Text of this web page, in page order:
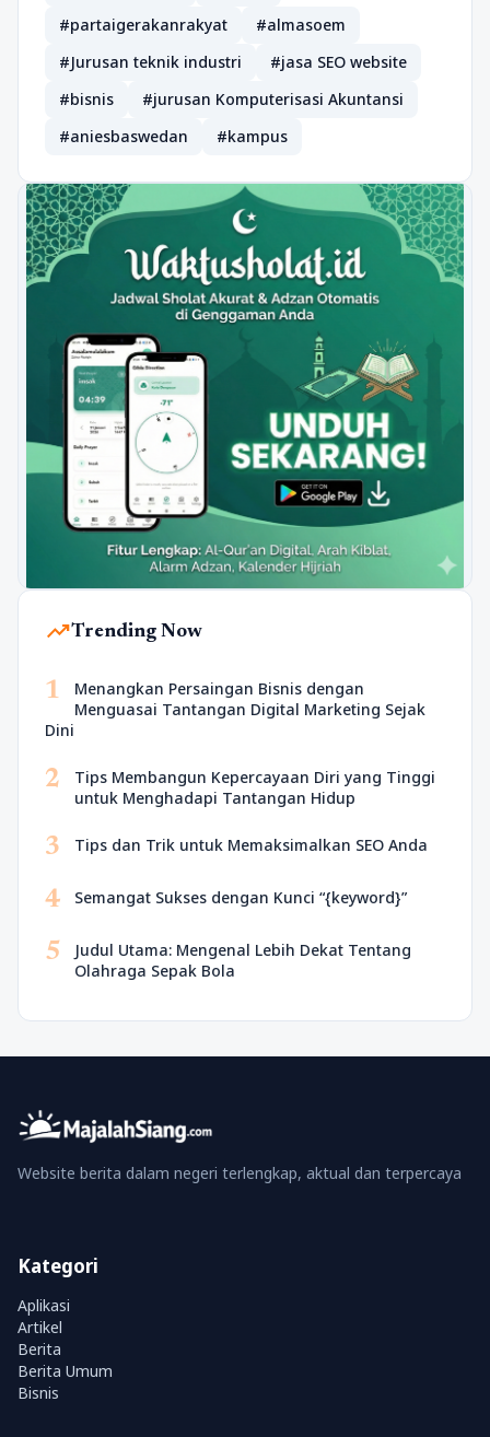
#partaigerakanrakyat
#almasoem
#Jurusan teknik industri
#jasa SEO website
#bisnis
#jurusan Komputerisasi Akuntansi
#aniesbaswedan
#kampus
trending_upTrending Now
1
Menangkan Persaingan Bisnis dengan
Menguasai Tantangan Digital Marketing Sejak
Dini
2
Tips Membangun Kepercayaan Diri yang Tinggi
untuk Menghadapi Tantangan Hidup
3 Tips dan Trik untuk Memaksimalkan SEO Anda
4 Semangat Sukses dengan Kunci “{keyword}”
5
Judul Utama: Mengenal Lebih Dekat Tentang
Olahraga Sepak Bola
Website berita dalam negeri terlengkap, aktual dan terpercaya
Kategori
Aplikasi
Artikel
Berita
Berita Umum
Bisnis